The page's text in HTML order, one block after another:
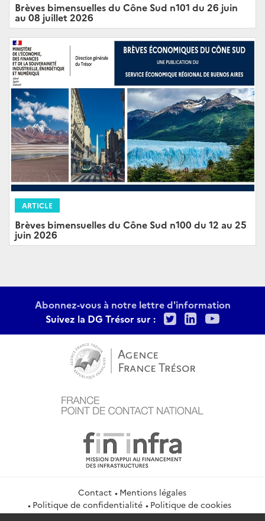
Brèves bimensuelles du Cône Sud n101 du 26 juin
au 08 juillet 2026
ARTICLE
Brèves bimensuelles du Cône Sud n100 du 12 au 25
juin 2026
Abonnez-vous à notre lettre d'information
Suivez la DG Trésor sur :
TwitterLinkedIn
Contact
Mentions légales
Politique de confidentialité
Politique de cookies
Gestion des cookies
Flux RSS